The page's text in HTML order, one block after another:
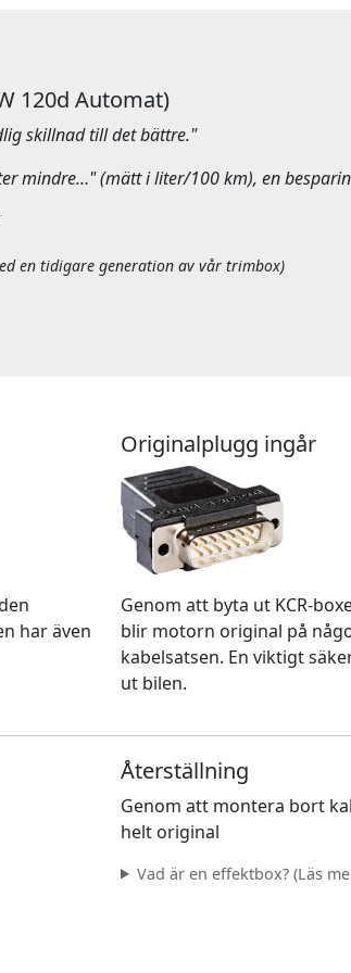
120d Automat)
skillnad till det bättre."
mindre…" (mätt i liter/100 km), en
en tidigare generation av vår trimbox)
har även
Originalplugg ingår
Genom att byta ut KCR-
blir motorn original på
kabelsatsen. En viktigt
ut bilen.
Återställning
Genom att montera bort
helt original
Vad är en effektbox? (Läs